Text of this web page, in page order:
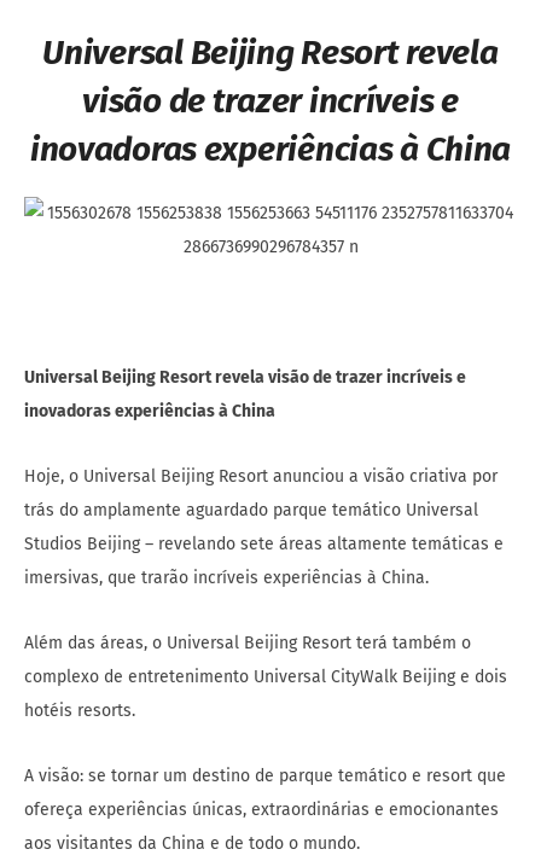
Universal Beijing Resort revela
visão de trazer incríveis e
inovadoras experiências à China
Universal Beijing Resort revela visão de trazer incríveis e
inovadoras experiências à China
Hoje, o Universal Beijing Resort anunciou a visão criativa por
trás do amplamente aguardado parque temático Universal
Studios Beijing – revelando sete áreas altamente temáticas e
imersivas, que trarão incríveis experiências à China.
Além das áreas, o Universal Beijing Resort terá também o
complexo de entretenimento Universal CityWalk Beijing e dois
hotéis resorts.
A visão: se tornar um destino de parque temático e resort que
ofereça experiências únicas, extraordinárias e emocionantes
aos visitantes da China e de todo o mundo.